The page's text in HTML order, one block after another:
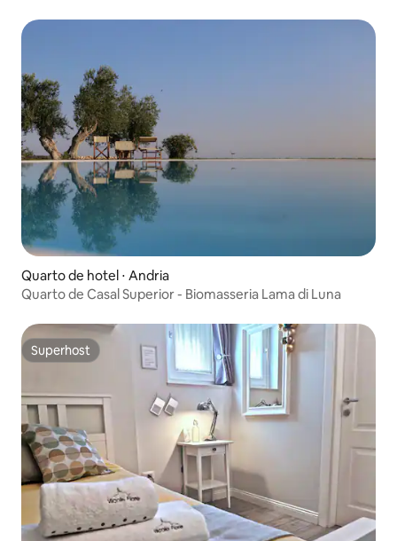
Quarto de hotel ⋅ Andria
Quarto de Casal Superior - Biomasseria Lama di Luna
Superhost
Superhost